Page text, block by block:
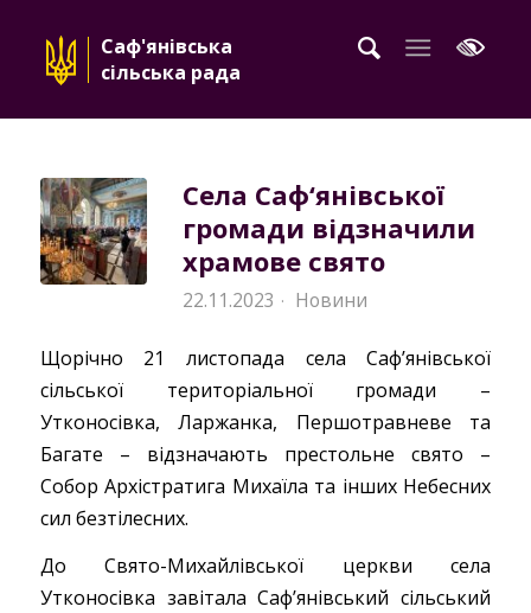
Саф'янівська
сільська рада
Села Саф‘янівської
громади відзначили
храмове свято
22.11.2023 · Новини
Щорічно 21 листопада села Саф’янівської
сільської територіальної громади –
Утконосівка, Ларжанка, Першотравневе та
Багате – відзначають престольне свято –
Собор Архістратига Михаїла та інших Небесних
сил безтілесних.
До Свято-Михайлівської церкви села
Утконосівка завітала Саф’янівський сільський